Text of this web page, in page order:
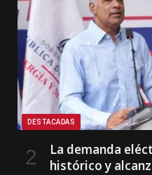
DESTACADAS
La demanda
histórico y